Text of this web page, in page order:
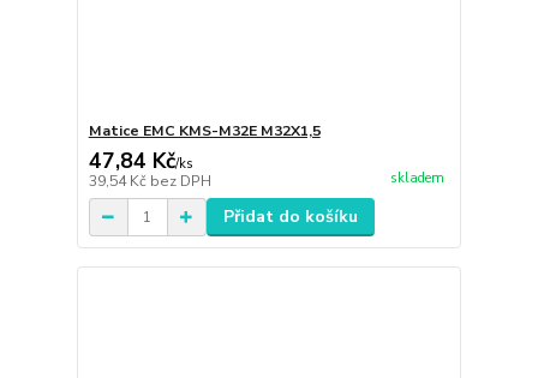
Matice EMC KMS-M32E M32X1,5
47,84 Kč/ks
39,54 Kč bez DPH skladem
Přidat do košíku